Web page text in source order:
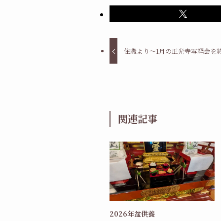
住職より～1月の正光寺写経会を
関連記事
2026年盆供養